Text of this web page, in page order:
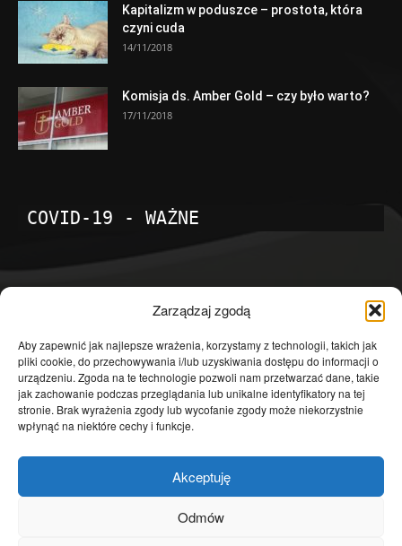
Zarządzaj zgodą
Aby zapewnić jak najlepsze wrażenia, korzystamy z technologii, takich jak
pliki cookie, do przechowywania i/lub uzyskiwania dostępu do informacji o
urządzeniu. Zgoda na te technologie pozwoli nam przetwarzać dane, takie
jak zachowanie podczas przeglądania lub unikalne identyfikatory na tej
stronie. Brak wyrażenia zgody lub wycofanie zgody może niekorzystnie
wpłynąć na niektóre cechy i funkcje.
Akceptuję
Odmów
Kapitalizm w poduszce – prostota, która
czyni cuda
14/11/2018
Komisja ds. Amber Gold – czy było warto?
17/11/2018
COVID-19 - WAŻNE
Temat dnia
4601
Publicystyka
4363
Polityka
3639
Polska
Społeczeństwo
2823